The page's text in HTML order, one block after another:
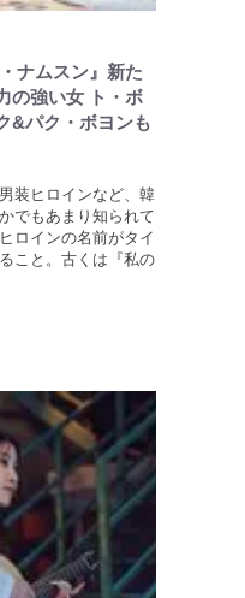
ナムスン』新た
の強い女 ト・ボ
&パク・ボヨンも
装ヒロインなど、韓
でもあまり知られて
ロインの名前がタイ
こと。古くは『私の